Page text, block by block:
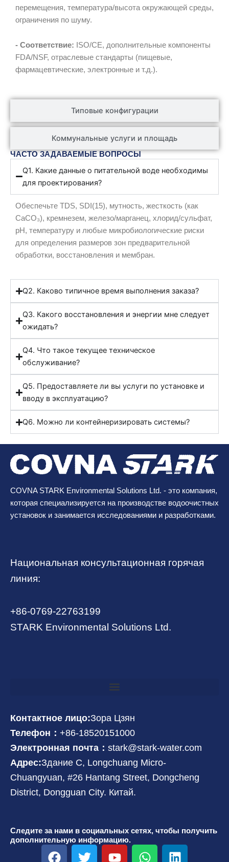
Типовые конфигурации
Коммунальные услуги и площадь
перемещения, температура/высота окружающей среды,
ограничения по шуму.
- Соответствие: ISO/CE, дополнительные компоненты
FDA/NSF, отраслевые стандарты (пищевые,
фармацевтические, электронные и т.д.).
ЧАСТО ЗАДАВАЕМЫЕ ВОПРОСЫ
Q1. Какие данные о питательной воде необходимы
для проектирования?
Обеспечьте TDS, SDI(15), мутность, жесткость (как
CaCO₃), кремнезем, железо/марганец, хлорид/сульфат,
pH, температуру и любые микробиологические риски
для определения размеров зон предварительной
обработки, восстановления и мембран.
Q2. Каково типичное время выполнения заказа?
Q3. Какого восстановления и энергии мне следует
ожидать?
Q4. Что такое текущее техническое
обслуживание?
Q5. Предоставляете ли вы услуги по установке и
вводу в эксплуатацию?
Q6. Можно ли контейнеризировать системы?
COVNA STARK Environmental Solutions Ltd. - это компания,
которая специализируется на производстве водоочистных
установок и занимается исследованиями и разработками.
Национальная консультационная горячая
линия:
+86-0769-22763199
STARK Environmental Solutions Ltd.
Контактное лицо:Зора Цзян
Телефон： +86-18520151000
Электронная почта： stark@stark-water.com
Адрес:Здание C, Longchuang Micro-
Chuangyuan, #26 Hantang Street, Dongcheng
District, Dongguan City. Китай.
Следите за нами в социальных сетях, чтобы получить
дополнительную информацию.
F
T
Y
W
L